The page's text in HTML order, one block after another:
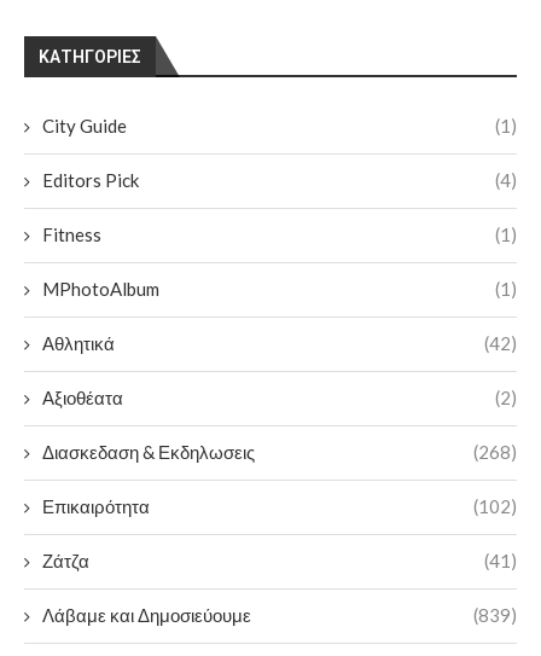
KΑΤΗΓΟΡΊΕΣ
City Guide (1)
Editors Pick (4)
Fitness (1)
MPhotoAlbum (1)
Αθλητικά (42)
Αξιοθέατα (2)
Διασκεδαση & Εκδηλωσεις (268)
Επικαιρότητα (102)
Ζάτζα (41)
Λάβαμε και Δημοσιεύουμε (839)